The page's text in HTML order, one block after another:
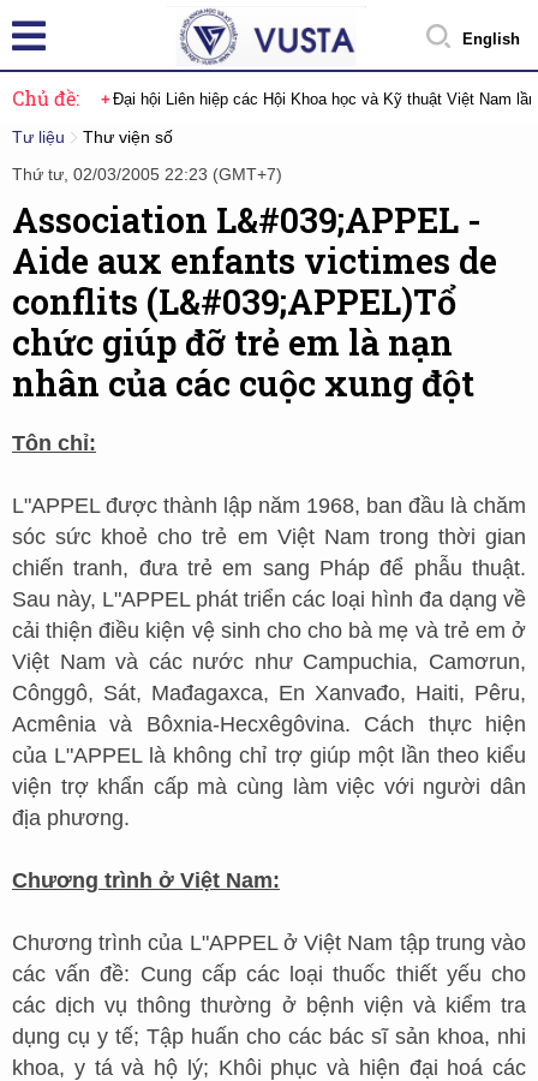
English
Chủ đề: Đại hội Liên hiệp các Hội Khoa học và Kỹ thuật Việt Nam
Tư liệu
Thư viện số
Thứ tư, 02/03/2005 22:23 (GMT+7)
Association L&#039;APPEL -
Aide aux enfants victimes de
conflits (L&#039;APPEL)Tổ
chức giúp đỡ trẻ em là nạn
nhân của các cuộc xung đột
Tôn chỉ:
L"APPEL được thành lập năm 1968, ban đầu là chăm
sóc sức khoẻ cho trẻ em Việt Nam trong thời gian
chiến tranh, đưa trẻ em sang Pháp để phẫu thuật.
Sau này, L"APPEL phát triển các loại hình đa dạng về
cải thiện điều kiện vệ sinh cho cho bà mẹ và trẻ em ở
Việt Nam và các nước như Campuchia, Camơrun,
Cônggô, Sát, Mađagaxca, En Xanvađo, Haiti, Pêru,
Acmênia và Bôxnia-Hecxêgôvina. Cách thực hiện
của L"APPEL là không chỉ trợ giúp một lần theo kiểu
viện trợ khẩn cấp mà cùng làm việc với người dân
địa phương.
Chương trình ở Việt Nam:
Chương trình của L"APPEL ở Việt Nam tập trung vào
các vấn đề: Cung cấp các loại thuốc thiết yếu cho
các dịch vụ thông thường ở bệnh viện và kiểm tra
dụng cụ y tế; Tập huấn cho các bác sĩ sản khoa, nhi
khoa, y tá và hộ lý; Khôi phục và hiện đại hoá các